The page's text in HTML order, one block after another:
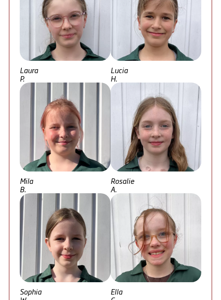
Laura
P.
Lucia
H.
Mila
B.
Rosalie
A.
Sophia
Ella